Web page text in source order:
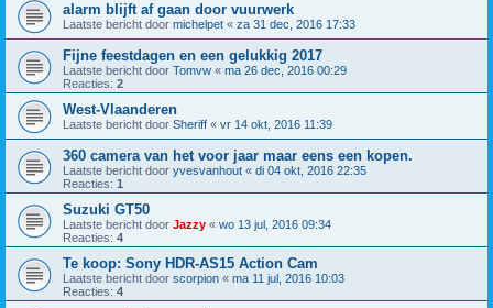
alarm blijft af gaan door vuurwerk
Laatste bericht door michelpet « za 31 dec, 2016 17:33
Fijne feestdagen en een gelukkig 2017
Laatste bericht door Tomvw « ma 26 dec, 2016 00:29
Reacties: 2
West-Vlaanderen
Laatste bericht door Sheriff « vr 14 okt, 2016 11:39
360 camera van het voor jaar maar eens een kopen.
Laatste bericht door yvesvanhout « di 04 okt, 2016 22:35
Reacties: 1
Suzuki GT50
Laatste bericht door Jazzy « wo 13 jul, 2016 09:34
Reacties: 4
Te koop: Sony HDR-AS15 Action Cam
Laatste bericht door scorpion « ma 11 jul, 2016 10:03
Reacties: 4